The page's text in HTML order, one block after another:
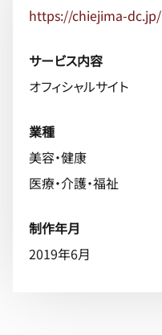
https://chiejima-dc.jp/
サービス内容
オフィシャルサイト
業種
美容・健康
医療・介護・福祉
制作年月
2019年6月